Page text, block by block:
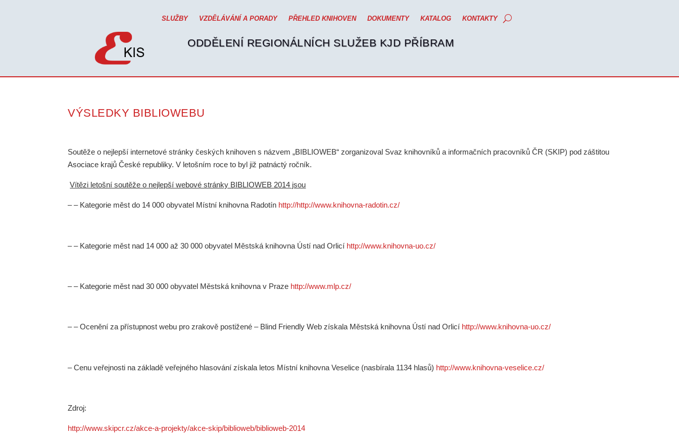
SLUŽBY VZDĚLÁVÁNÍ A PORADY PŘEHLED KNIHOVEN DOKUMENTY KATALOG KONTAKTY
ODDĚLENÍ REGIONÁLNÍCH SLUŽEB KJD PŘÍBRAM
VÝSLEDKY BIBLIOWEBU
Soutěže o nejlepší internetové stránky českých knihoven s názvem „BIBLIOWEB“ zorganizoval Svaz knihovníků a informačních pracovníků ČR (SKIP) pod záštitou
Asociace krajů České republiky. V letošním roce to byl již patnáctý ročník.
Vítězi letošní soutěže o nejlepší webové stránky BIBLIOWEB 2014 jsou
– – Kategorie měst do 14 000 obyvatel Místní knihovna Radotín http://http://www.knihovna-radotin.cz/
– – Kategorie měst nad 14 000 až 30 000 obyvatel Městská knihovna Ústí nad Orlicí http://www.knihovna-uo.cz/
– – Kategorie měst nad 30 000 obyvatel Městská knihovna v Praze http://www.mlp.cz/
– – Ocenění za přístupnost webu pro zrakově postižené – Blind Friendly Web získala Městská knihovna Ústí nad Orlicí http://www.knihovna-uo.cz/
– Cenu veřejnosti na základě veřejného hlasování získala letos Místní knihovna Veselice (nasbírala 1134 hlasů) http://www.knihovna-veselice.cz/
Zdroj:
http://www.skipcr.cz/akce-a-projekty/akce-skip/biblioweb/biblioweb-2014